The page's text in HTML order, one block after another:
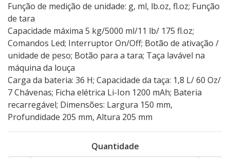
Função de medição de unidade: g, ml, lb.oz, fl.oz; Função
de tara
Capacidade máxima 5 kg/5000 ml/11 lb/ 175 fl.oz;
Comandos Led; Interruptor On/Off; Botão de ativação /
unidade de peso; Botão para a tara; Taça lavável na
máquina da louça
Carga da bateria: 36 H; Capacidade da taça: 1,8 L/ 60 Oz/
7 Chávenas; Ficha elétrica Li-Ion 1200 mAh; Bateria
recarregável; Dimensões: Largura 150 mm,
Profundidade 205 mm, Altura 205 mm
Quantidade